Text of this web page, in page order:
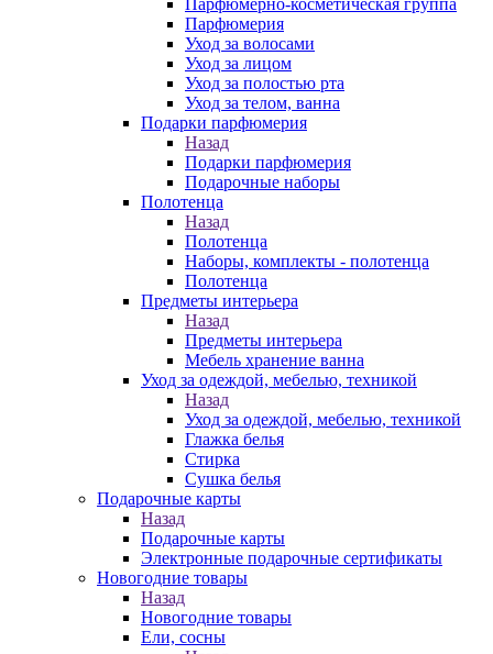
Парфюмерия
Уход за волосами
Уход за лицом
Уход за полостью рта
Уход за телом, ванна
Подарки парфюмерия
Назад
Подарки парфюмерия
Подарочные наборы
Полотенца
Назад
Полотенца
Наборы, комплекты - полотенца
Полотенца
Предметы интерьера
Назад
Предметы интерьера
Мебель хранение ванна
Уход за одеждой, мебелью, техникой
Назад
Уход за одеждой, мебелью, техникой
Глажка белья
Стирка
Сушка белья
Подарочные карты
Назад
Подарочные карты
Электронные подарочные сертификаты
Новогодние товары
Назад
Новогодние товары
Ели, сосны